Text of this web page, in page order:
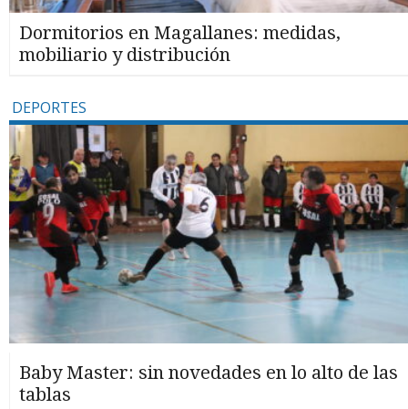
Dormitorios en Magallanes: medidas,
mobiliario y distribución
DEPORTES
Baby Master: sin novedades en lo alto de las
tablas